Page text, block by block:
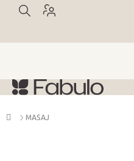
Acasă
MASAJ